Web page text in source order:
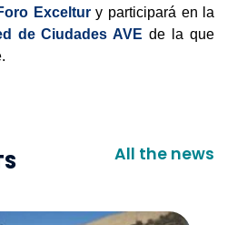
Exceltury participará en la
de Ciudades AVE de la que
All the news